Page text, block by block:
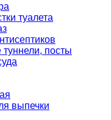
туалета
посты
выпечки